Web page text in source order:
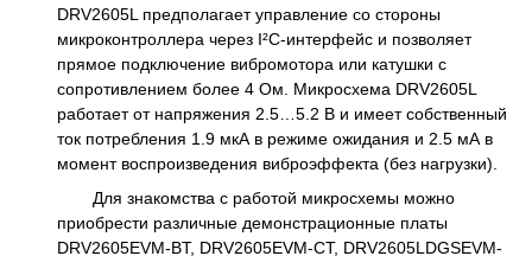
DRV2605L предполагает управление со стороны
микроконтроллера через I²C-интерфейс и позволяет
прямое подключение вибромотора или катушки с
сопротивлением более 4 Ом. Микросхема DRV2605L
работает от напряжения 2.5…5.2 В и имеет собственный
ток потребления 1.9 мкА в режиме ожидания и 2.5 мА в
момент воспроизведения виброэффекта (без нагрузки).
Для знакомства с работой микросхемы можно
приобрести различные демонстрационные платы
DRV2605EVM-BT, DRV2605EVM-CT, DRV2605LDGSEVM-